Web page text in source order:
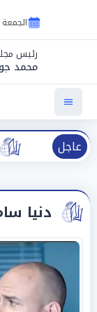
الجمعة 07 أغسطس
رئيس
محمد
عاجل
دنيا